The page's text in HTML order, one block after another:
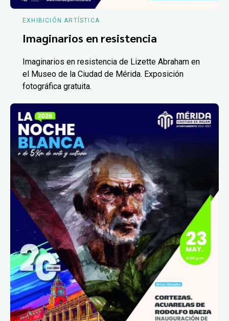
EXHIBICIÓN ARTÍSTICA
Imaginarios en resistencia
Imaginarios en resistencia de Lizette Abraham en
el Museo de la Ciudad de Mérida. Exposición
fotográfica gratuita.